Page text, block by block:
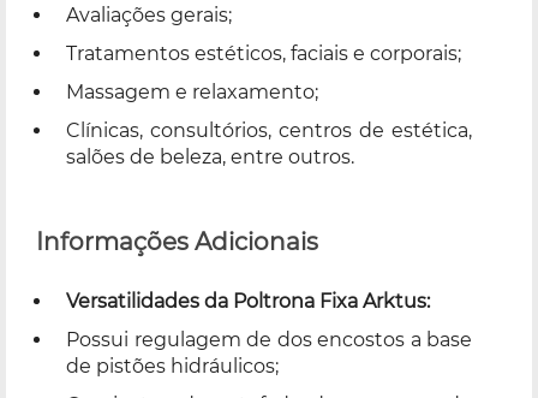
Avaliações gerais;
Tratamentos estéticos, faciais e corporais;
Massagem e relaxamento;
Clínicas, consultórios, centros de estética,
salões de beleza, entre outros.
Informações Adicionais
Versatilidades da Poltrona Fixa Arktus:
Possui regulagem de dos encostos a base
de pistões hidráulicos;